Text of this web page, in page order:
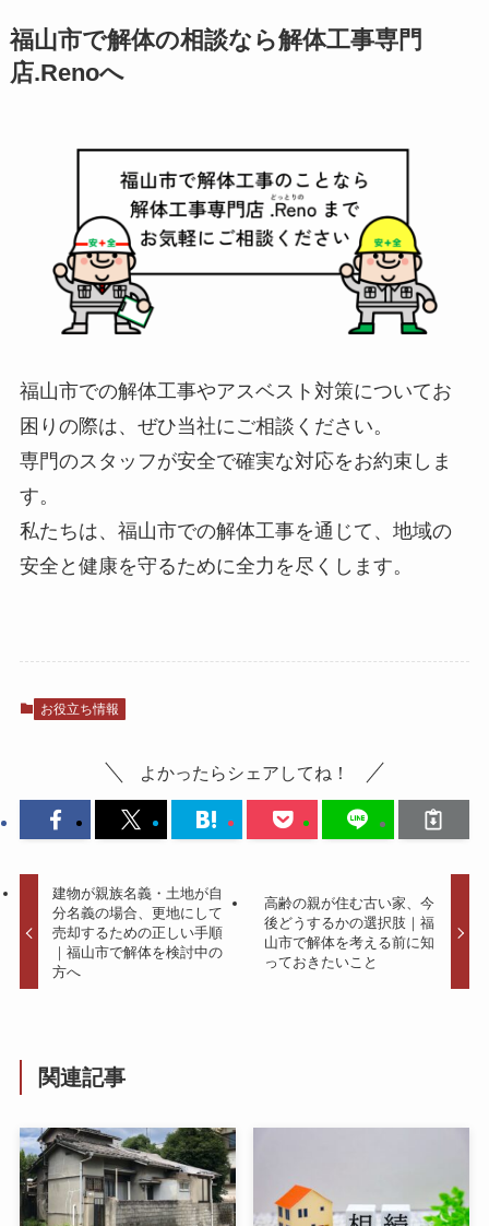
福山市で解体の相談なら解体工事専門
店.Renoへ
福山市での解体工事やアスベスト対策についてお
困りの際は、ぜひ当社にご相談ください。
専門のスタッフが安全で確実な対応をお約束しま
す。
私たちは、福山市での解体工事を通じて、地域の
安全と健康を守るために全力を尽くします。
お役立ち情報
よかったらシェアしてね！
建物が親族名義・土地が自
分名義の場合、更地にして
売却するための正しい手順
｜福山市で解体を検討中の
方へ
高齢の親が住む古い家、今
後どうするかの選択肢｜福
山市で解体を考える前に知
っておきたいこと
関連記事